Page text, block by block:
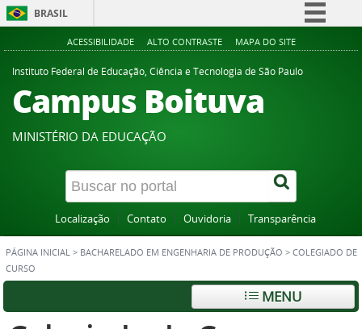
BRASIL
Simplifique!
Comunica BR
Acesso à informação
Canais
ACESSIBILIDADE ALTO CONTRASTE MAPA DO SITE
Instituto Federal de Educação, Ciência e Tecnologia de São Paulo
Campus Boituva
MINISTÉRIO DA EDUCAÇÃO
Localização Contato Ouvidoria Transparência
PÁGINA INICIAL > BACHARELADO EM ENGENHARIA DE PRODUÇÃO > COLEGIADO DE
CURSO
MENU